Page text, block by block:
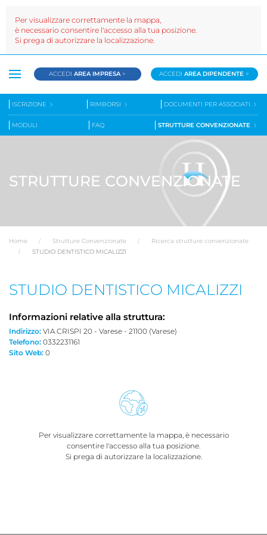
ACCEDIAREA IMPRESA > ACCEDIAREA DIPENDENTE >
ISCRIZIONE RIMBORSI DOCUMENTI PER ASSOCIATI
MODULI FAQ STRUTTURE CONVENZIONATE
STRUTTURE CONVENZIONATE
Home Strutture Convenzionate
Ricerca strutture convenzionate
STUDIO DENTISTICO MICALIZZI
STUDIO DENTISTICO MICALIZZI
Informazioni relative alla struttura:
Indirizzo: VIA CRISPI 20 - Varese - 21100 (Varese)
Telefono: 0332231161
Sito Web: 0
Per visualizzare correttamente la mappa, è necessario
consentire l'accesso alla tua posizione.
Si prega di autorizzare la localizzazione.
Per visualizzare correttamente la mappa,
è necessario consentire l'accesso alla tua posizione.
Si prega di autorizzare la localizzazione.